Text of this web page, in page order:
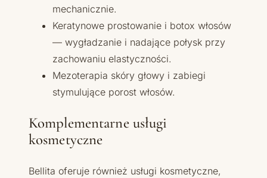
mechanicznie.
Keratynowe prostowanie i botox włosów
— wygładzanie i nadające połysk przy
zachowaniu elastyczności.
Mezoterapia skóry głowy i zabiegi
stymulujące porost włosów.
Komplementarne usługi
kosmetyczne
Bellita oferuje również usługi kosmetyczne,